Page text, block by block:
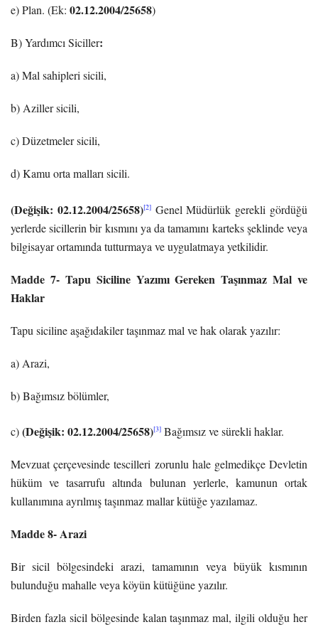
e) Plan. (Ek: 02.12.2004/25658)
B) Yardımcı Siciller:
a) Mal sahipleri sicili,
b) Aziller sicili,
c) Düzetmeler sicili,
d) Kamu orta malları sicili.
(Değişik: 02.12.2004/25658)[2]Genel Müdürlük gerekli gördüğü
yerlerde sicillerin bir kısmını ya da tamamını karteks şeklinde veya
bilgisayar ortamında tutturmaya ve uygulatmaya yetkilidir.
Madde 7- Tapu Siciline Yazımı Gereken Taşınmaz Mal ve
Haklar
Tapu siciline aşağıdakiler taşınmaz mal ve hak olarak yazılır:
a) Arazi,
b) Bağımsız bölümler,
c)(Değişik: 02.12.2004/25658)[3] Bağımsız ve sürekli haklar.
Mevzuat çerçevesinde tescilleri zorunlu hale gelmedikçe Devletin
hüküm ve tasarrufu altında bulunan yerlerle, kamunun ortak
kullanımına ayrılmış taşınmaz mallar kütüğe yazılamaz.
Madde 8- Arazi
Bir sicil bölgesindeki arazi, tamamının veya büyük kısmının
bulunduğu mahalle veya köyün kütüğüne yazılır.
Birden fazla sicil bölgesinde kalan taşınmaz mal, ilgili olduğu her